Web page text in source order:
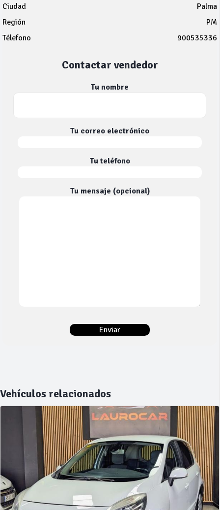
Ciudad
Palma
Región
PM
Télefono
900535336
Contactar vendedor
Tu nombre
Tu correo electrónico
Tu teléfono
Tu mensaje (opcional)
Vehículos relacionados